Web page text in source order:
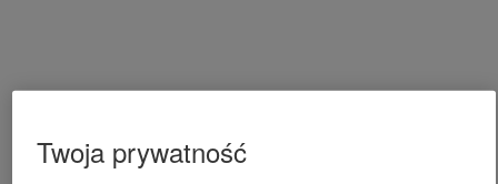
Twoja prywatność